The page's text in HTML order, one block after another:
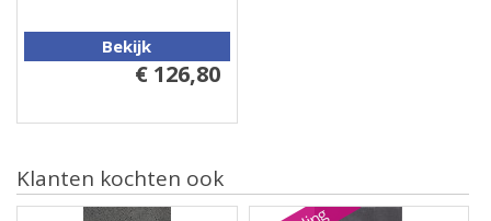
Bekijk
€ 126,80
Klanten kochten ook